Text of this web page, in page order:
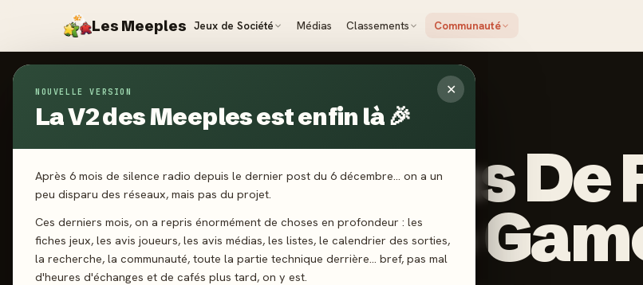
Les Meeples Jeux de Société Médias Classements Communauté
✕
NOUVELLE VERSION
La V2 des Meeples est enfin là 🎉
Après 6 mois de silence radio depuis le dernier post du 6 décembre… on a un
peu disparu des réseaux, mais pas du projet.
Ces derniers mois, on a repris énormément de choses en profondeur : les
fiches jeux, les avis joueurs, les avis médias, les listes, le calendrier des sorties,
la recherche, la communauté, toute la partie technique derrière… bref, pas mal
d'heures d'échanges et de cafés plus tard, on y est.
Jeux / Leçons De Pêche - Micro Game
Leçons De
Micro